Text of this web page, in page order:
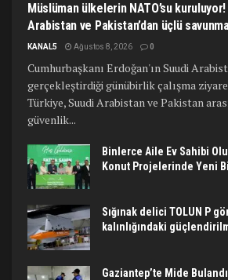
Müslüman ülkelerin NATO’su
Arabistan ve Pakistan’dan üçlü
KANAL5 Ağustos 8, 2026 0
Cumhurbaşkanı Erdoğan'ın Suudi
gerçekleştirdiği günübirlik çalışma
Türkiye, Suudi Arabistan ve Pakistan
güvenlik...
Binlerce Aile Ev Sahibi
Konut Projelerinde Yeni
Sığınak delici TOLUN P
kalınlığındaki
Gaziantep’te Mide